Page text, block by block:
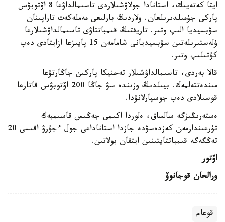
ايتا كەتەيىك، استانادا جولاۋشىلاردى تاسىمالداۋعا 8 اۆتوبۋس
پاركى جۇمىلدىرىلعان. ولاردىڭ بارلىعى مەملەكەت تاراپىنان
سۋبسيديا الىپ وتىر. تاريفتىڭ قىمباتتاۋى تاسىمالداۋشىلارعا
ۇلەستىرىلەتىن سۋبسيديانى شامامەن 15 پايىزعا ازايتادى دەپ
كۇتىلىپ وتىر.
قالا بەردى، تاسىمالداۋشىلار تەحنيكا پاركىن جاڭارتۋعا
مىندەتتەلمەك. بيىلدىڭ وزىندە سۋ جاڭا 200 اۆتوبۋس قاتارعا
قوسىلادى دەپ جوسپارلانۋدا.
ەستەرىڭىزگە سالساق، ەلوردا اكىمى جەڭىس قاسىمبەك
تۇرعىندارمەن كەزدەسۋدە جازدا استاناداعى جول ءجۇرۋ اقىسى 20
تەڭگەگە قىمباتتايتىنىن ايتقان بولاتىن.
اۆتور
ورالحان قوجانوۆ
قوعام